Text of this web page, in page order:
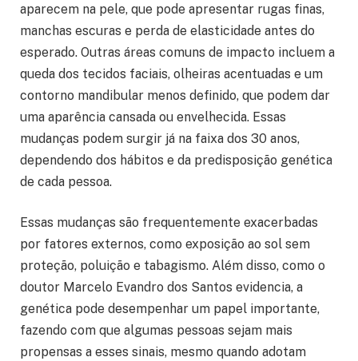
aparecem na pele, que pode apresentar rugas finas,
manchas escuras e perda de elasticidade antes do
esperado. Outras áreas comuns de impacto incluem a
queda dos tecidos faciais, olheiras acentuadas e um
contorno mandibular menos definido, que podem dar
uma aparência cansada ou envelhecida. Essas
mudanças podem surgir já na faixa dos 30 anos,
dependendo dos hábitos e da predisposição genética
de cada pessoa.
Essas mudanças são frequentemente exacerbadas
por fatores externos, como exposição ao sol sem
proteção, poluição e tabagismo. Além disso, como o
doutor Marcelo Evandro dos Santos evidencia, a
genética pode desempenhar um papel importante,
fazendo com que algumas pessoas sejam mais
propensas a esses sinais, mesmo quando adotam